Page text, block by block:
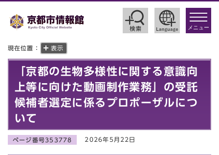
toggle
メニュー
現在位置： 表示
「京都の生物多様性に関する意識向
上等に向けた動画制作業務」の受託
候補者選定に係るプロポーザルにつ
いて
ページ番号353778 2026年5月22日